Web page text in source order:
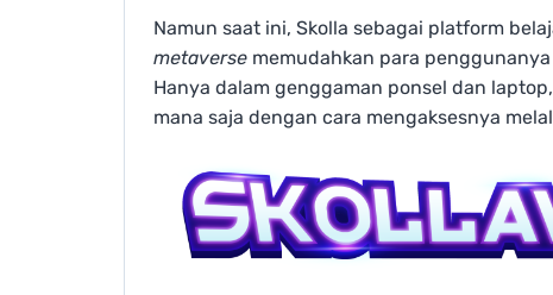
Namun saat ini, Skolla sebagai platform
metaverse memudahkan para
Hanya dalam genggaman ponsel dan
mana saja dengan cara mengaksesnya